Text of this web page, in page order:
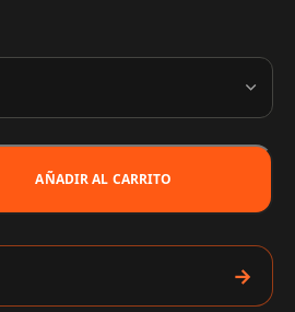
AÑADIR AL CARRITO